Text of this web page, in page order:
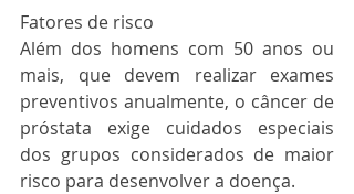
Fatores de risco
Além dos homens com 50 anos ou
mais, que devem realizar exames
preventivos anualmente, o câncer de
próstata exige cuidados especiais
dos grupos considerados de maior
risco para desenvolver a doença.